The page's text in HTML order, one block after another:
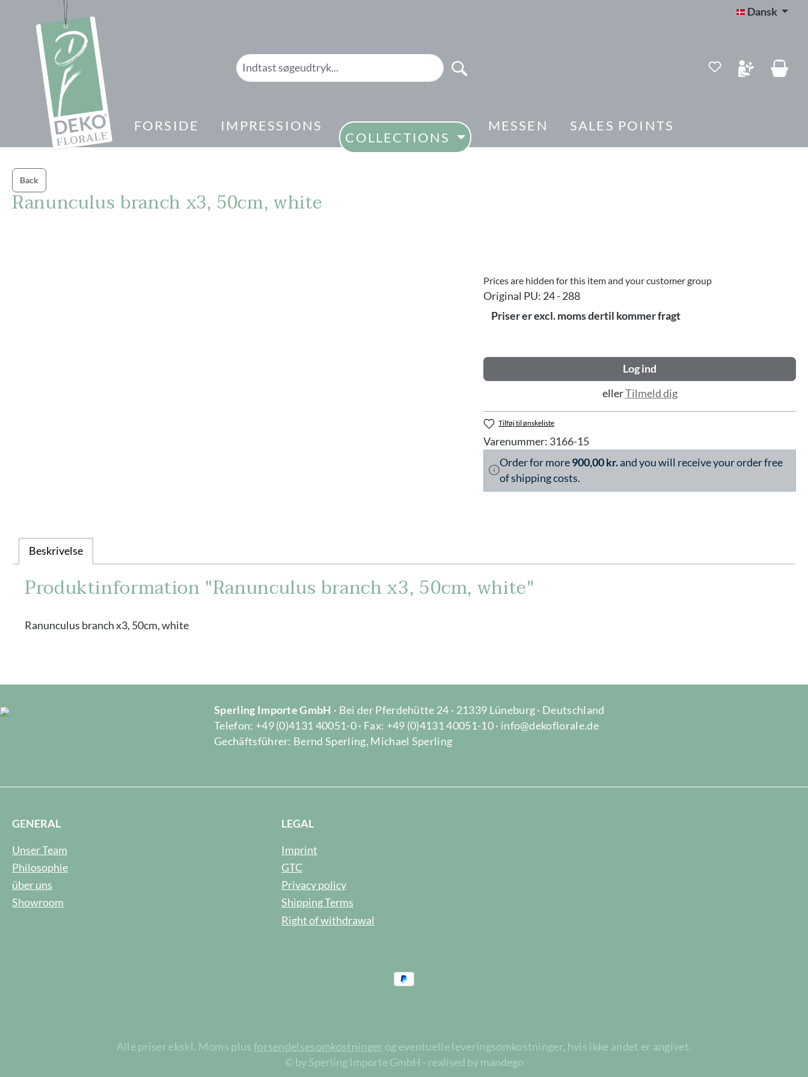
Gå til hovednavigation Dansk
Du har 0
FORSIDE IMPRESSIONS
COLLECTIONS
MESSEN SALES POINTS
Back
Ranunculus branch x3, 50cm, white
Prices are hidden for this item and your customer group
Original PU: 24 - 288
Priser er excl. moms dertil kommer fragt
Log ind
ellerTilmeld dig
Tilføj til ønskeliste
Varenummer: 3166-15
Order for more900,00 kr.and you will receive your order free
of shipping costs.
Beskrivelse
Produktinformation "Ranunculus branch x3, 50cm, white"
Ranunculus branch x3, 50cm, white
Sperling Importe GmbH · Bei der Pferdehütte 24 · 21339 Lüneburg · Deutschland
Telefon: +49 (0)4131 40051-0 · Fax: +49 (0)4131 40051-10 · info@dekoflorale.de
Gechäftsführer: Bernd Sperling, Michael Sperling
GENERAL
Unser Team
Philosophie
über uns
Showroom
LEGAL
Imprint
GTC
Privacy policy
Shipping Terms
Right of withdrawal
Alle priser ekskl. Moms plus forsendelsesomkostninger og eventuelle leveringsomkostninger, hvis ikke andet er angivet.
© by Sperling Importe GmbH - realised by mandego